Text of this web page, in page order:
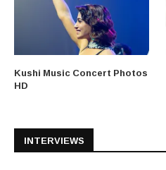
Kushi Music Concert Photos
HD
INTERVIEWS